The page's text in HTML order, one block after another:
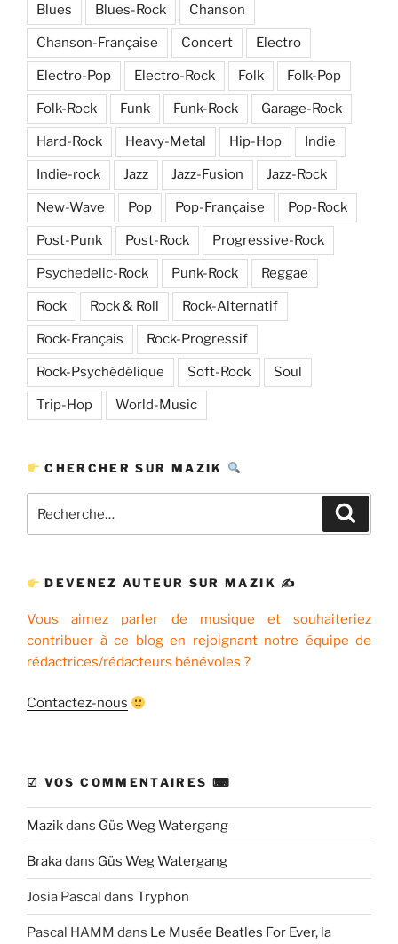
Blues Blues-Rock Chanson
Chanson-Française Concert Electro
Electro-Pop Electro-Rock Folk Folk-Pop
Folk-Rock Funk Funk-Rock Garage-Rock
Hard-Rock Heavy-Metal Hip-Hop Indie
Indie-rock Jazz Jazz-Fusion Jazz-Rock
New-Wave Pop Pop-Française Pop-Rock
Post-Punk Post-Rock Progressive-Rock
Psychedelic-Rock Punk-Rock Reggae
Rock Rock & Roll Rock-Alternatif
Rock-Français Rock-Progressif
Rock-Psychédélique Soft-Rock Soul
Trip-Hop World-Music
CHERCHER SUR MAZIK
pour
DEVENEZ AUTEUR SUR MAZIK ✍
Vous aimez parler de musique et souhaiteriez
contribuer à ce blog en rejoignant notre équipe de
rédactrices/rédacteurs bénévoles ?
Contactez-nous
☑ VOS COMMENTAIRES ⌨
Mazikdans Güs Weg Watergang
Brakadans Güs Weg Watergang
Josia Pascal dans Tryphon
Pascal HAMM dans Le Musée Beatles For Ever, la